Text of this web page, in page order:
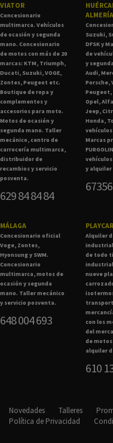
VIATOR
Concesionario
multimarca. Vehículos
de ocasión y segunda
mano. Concesionario
de motos con más de 20
marcas: KTM, Triumph,
Ducati, Suzuki, VOGE,
Zontes, Peugeot etc.
Boutique de ropa y
complementos y
accesorios para moto.
Motos de ocasión y
segunda mano. Taller
mecánico, centro de
carrocería multimarca,
distribuidor de
recambios y servicio
posventa.
629 84 84 84
ALMERÍA
Suzuki,
DFSK y
de
y
Audi,
Porsche,
Opel,
Jeep,
Honda,
Marcas
y alquiler
MÁLAGA
Concesionario oficial
Voge, Zontes,
Hyonsung y SWM.
Concesionario
multimarca, motos de
ocasión y segunda
mano. Taller mecánico
y servicio posventa.
648 004 693
Alquiler
de todo
nueve
con los
del
de
alquiler
610
Novedades Talleres
Política de Privacidad